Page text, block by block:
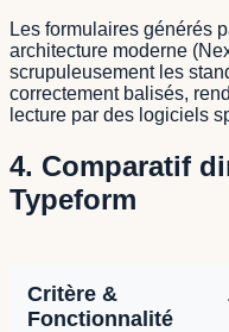
Les formulaires générés
architecture moderne
scrupuleusement les
correctement balisés,
lecture par des logiciels
4. Comparatif
Typeform
Critère &
Fonctionnalité